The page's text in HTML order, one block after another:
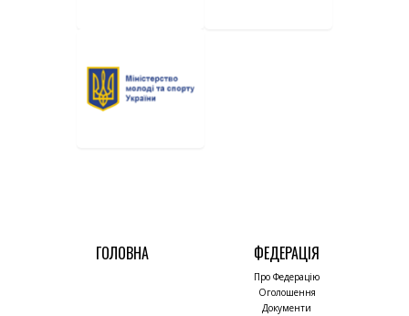
ГОЛОВНА ФЕДЕРАЦІЯ
Про Федерацію
Оголошення
Документи